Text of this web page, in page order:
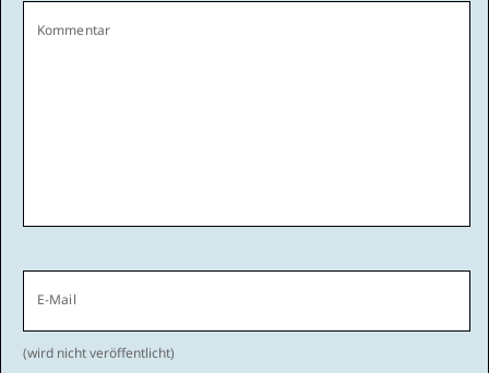
Kommentar
E-Mail
(wird nicht veröffentlicht)